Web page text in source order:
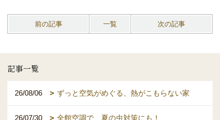
前の記事 一覧 次の記事
記事一覧
26/08/06 ずっと空気がめぐる、熱がこもらない家
26/07/30 全館空調で、夏の虫対策にも！